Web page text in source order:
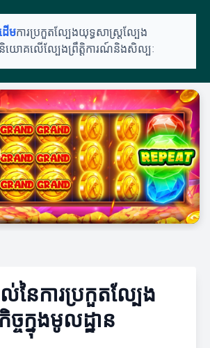
ើមការប្រកួតល្បែងយុទ្ធសាស្ត្រល្បែង
និយោគលើល្បែងព្រឹត្តិការណ៍និងសិល្បៈ
ៃការប្រកួតល្បែង
ចក្នុងមូលដ្ឋាន